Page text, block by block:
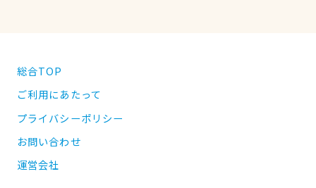
総合TOP
ご利用にあたって
プライバシーポリシー
お問い合わせ
運営会社